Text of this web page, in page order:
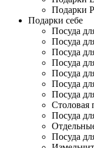
Подарки
Подарки себе
Посуда
Посуда
Посуда
Посуда
Посуда
Посуда
Посуда
Столовая
Посуда
Посуда